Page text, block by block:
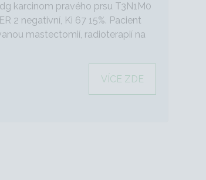
karcinom pravého prsu T3N1M0
2 negativní, Ki 67 15%. Pacient
mastectomií, radioterapií na
VÍCE ZDE